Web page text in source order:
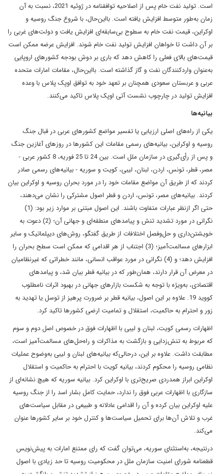
است. تولید نفت خام پس از اصلاحیه توافقنامه در ژوئیه 2021، نسبت به آن
زمان به‌طور متوسط افزایش یافته است. بااین‌حال، با شروع جنگ روسیه و
اوکراین، قیمت نفت خام به سطوح بی‌سابقه‌ای افزایش یافت و دولت‌های غربی را
بر آن داشت تا خواهان افزایش تولید نفت خام شوند. افزایش عرضه ممکن است
قیمت‌های بالای فعلی را کاهش دهد که باری بر دوش بودجه کشورهای اروپایی
به‌عنوان واردکنندگان نفت و گاز گذاشته است. بااین‌حال، مقامات امارات متحده
عربی و عربستان سعودی همچنان بر تعهد خود به توافق اوپک پلاس با وعده
افزایش تولید در چارچوب نشست آتی اوپک پلاس تاکید می‌کنند.
بیانیه‌ها
یکی از راه‌های اصلی ارزیابی یا تفسیر مواضع کشورهای عربی در قبال جنگ
روسیه و اوکراین، بیانیه‌های رسمی مقامات این کشورها در روزهای آغازین جنگ
و پس از رأی‌گیری در سازمان ملل است. بین 24 تا 25 فوریه، 8 کشور عربی -
مصر، قطر، تونس، اردن، لبنان، لیبی، کویت و سوریه - بیانیه‌های رسمی صادر
کردند که از طریق آن مواضع مقامات خود را در مورد بحران روسیه و اوکراین بیان
کردند. بیانیه‌های مصر، تونس، اردن و قطر اصول مشترکی را نشان می‌دهند،
حتی اگر ازنظر عبارات متفاوت باشند. این اصول مبتنی بر موارد زیر بود: (1)
نگرانی در مورد تشدید تنش و پیامدهای منطقه‌ای و جهانی آن؛ (2) دعوت به
خویشتن‌داری و حل‌وفصل اختلافات از طریق گفتگو، روش‌های دیپلماتیک و سایر
ابزارهای مسالمت‌آمیز؛ (3) اجتناب از هر اقدامی که ممکن است سطح بحران را
افزایش دهد؛ و (4) نگرانی در مورد عواقب انسانی، مانند خطراتی که غیرنظامیان
در معرض آن قرار دارند، همان‌طور که در بیانیه قطر بیان شد، و پیامدهای
اقتصادی، به‌ویژه با توجه به شکست بازارهای جهانی در بهبود اثرات نامطلوب
کووید 19. علاوه بر این اصول، بیانیه قطر بر ضرورت پرهیز از توسل یا تهدید به
زور و احترام به حاکمیت، استقلال و تمامیت ارضی کشورها تاکید کرد.
اظهارات رسمی کویت، لبنان و لیبی با اظهارات فوق در خصوص اصل دوم و سوم
که مربوط به تنش‌زدایی و بازگشت به مذاکرات و راه‌حل‌های مسالمت‌آمیز است،
مطابقت داشت. علاوه بر این، درحالی‌که بیانیه‌های لبنان و لیبی به‌وضوح عملیات
نظامی روسیه را محکوم کردند، بیانیه کویت با احترام به حاکمیت و استقلال
اوکراین ابراز همدردی صریح‌تری با اوکراین کرد. بیانیه سوریه که هیچ نشانه‌ای از
سازگاری با اظهارات عربی فوق را ندارد، حمایت کامل بشار اسد را از جنگ روسیه
علیه اوکراین بیان کرده و آن را اقدامی عادلانه و طبیعی در مقابل سیاست‌های
غرب و تلاش آن‌ها برای تحمیل سیاست‌ها و کنترل خود بر سایر کشورها عنوان
می‌کند.
درنتیجه، به‌استثنای سوریه، می‌توان گفت که رای ممتنع امارات به پیش‌نویس
قطعنامه شورای امنیت سازمان ملل در محکومیت روسیه تا حد زیادی با اصول